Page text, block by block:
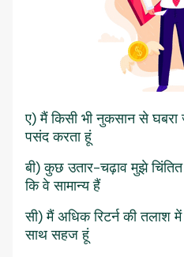
ए) मैं किसी भी नुकसान से
पसंद करता हूं
बी) कुछ उतार-चढ़ाव मुझे
कि वे सामान्य हैं
सी) मैं अधिक रिटर्न की तलाश
साथ सहज हूं